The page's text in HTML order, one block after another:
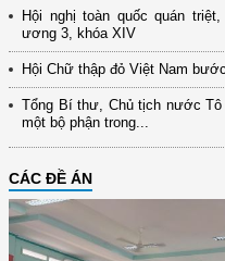
Hội nghị toàn quốc quán
ương 3, khóa XIV
Hội Chữ thập đỏ Việt Nam
Tổng Bí thư, Chủ tịch nước Tô
một bộ phận trong...
CÁC ĐỀ ÁN